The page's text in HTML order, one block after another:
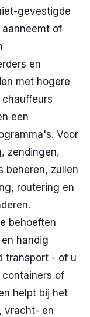
gevestigde
aanneemt of
en
met hogere
een
Voor
zendingen,
beheren, zullen
routering en
behoeften
handig
transport - of u
of
helpt bij het
vracht- en